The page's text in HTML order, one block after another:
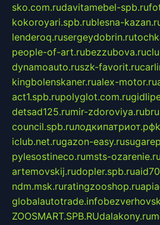
sko.com.rudavitamebel-spb.ru
kokoroyari.spb.rublesna-
lenderoq.rusergeydobrin.ru
people-of-art.rubezzubova.ru
dynamoauto.ruszk-favorit.ru
kingbolenskaner.rualex-motor.ru
act1.spb.rupolyglot.com.ru
detsad125.rumir-zdoroviya.ru
council.spb.ruлодкипатриот.рф
iclub.net.rugazon-easy.ru
pylesostineco.rumsts-ozarenie.ru
artemovskij.rudopler.spb.ru
ndm.msk.ruratingzooshop.ru
globalautotrade.info
ZOOSMART.SPB.RUdalakony.ru